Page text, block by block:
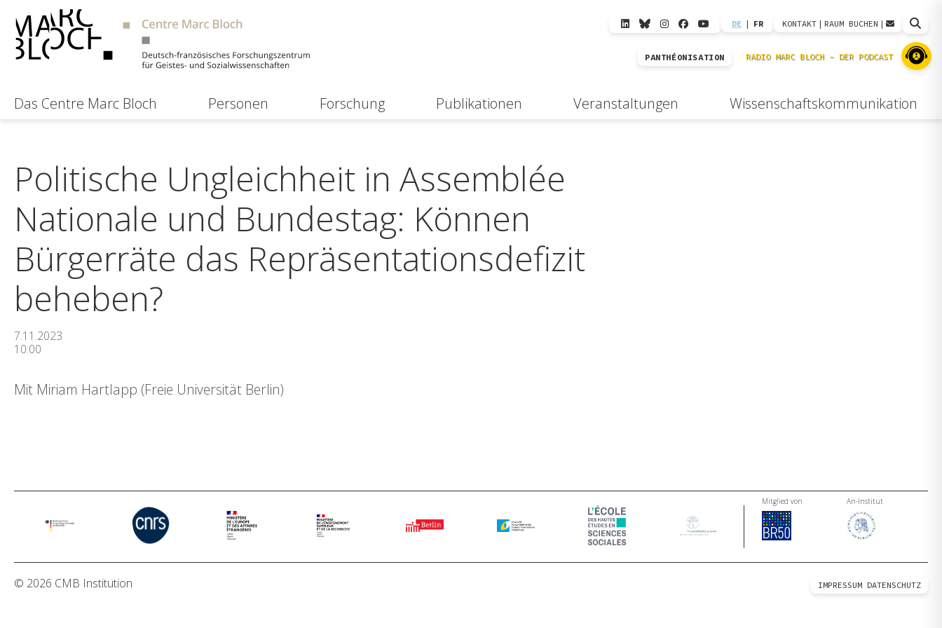
DE | FR KONTAKT | RAUM BUCHEN |
PANTHÉONISATION
Das Centre Marc Bloch Personen Forschung Publikationen Veranstaltungen Wissenschaftskommunikation
Politische Ungleichheit in Assemblée
Nationale und Bundestag: Können
Bürgerräte das Repräsentationsdefizit
beheben?
7.11.2023
10:00
Mit Miriam Hartlapp (Freie Universität Berlin)
Mitglied von An-Institut
© 2026 CMB Institution IMPRESSUM DATENSCHUTZ